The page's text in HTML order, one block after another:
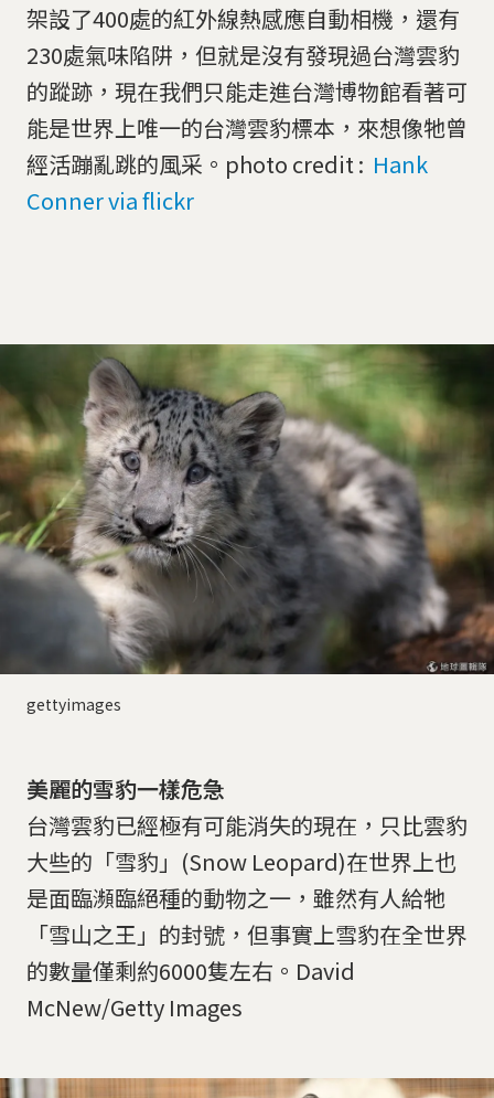
架設了400處的紅外線熱感應自動相機，還有
230處氣味陷阱，但就是沒有發現過台灣雲豹
的蹤跡，現在我們只能走進台灣博物館看著可
能是世界上唯一的台灣雲豹標本，來想像牠曾
經活蹦亂跳的風采。photo credit : Hank
Conner via flickr
gettyimages
美麗的雪豹一樣危急
台灣雲豹已經極有可能消失的現在，只比雲豹
大些的「雪豹」(Snow Leopard)在世界上也
是面臨瀕臨絕種的動物之一，雖然有人給牠
「雪山之王」的封號，但事實上雪豹在全世界
的數量僅剩約6000隻左右。David
McNew/Getty Images